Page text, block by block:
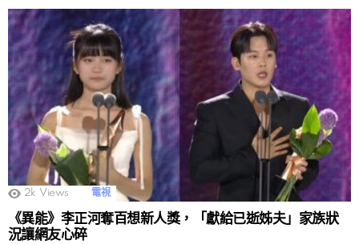
2k Views 電視
《異能》李正河奪百想新人獎，「獻給已逝姊夫」家族狀
況讓網友心碎